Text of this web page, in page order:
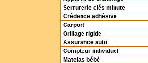
Serrurerie clés minute
Crédence adhésive
Carport
Grillage rigide
Assurance auto
Compteur individuel
Matelas bébé